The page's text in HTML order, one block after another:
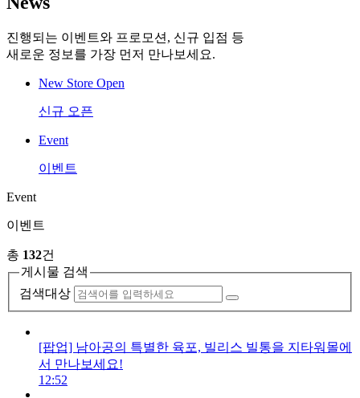
진행되는 이벤트와 프로모션, 신규 입점 등
새로운 정보를 가장 먼저 만나보세요.
New Store Open
신규 오픈
Event
이벤트
Event
이벤트
총 132건
게시물 검색
검색대상
[팝업] 남아공의 특별한 육포, 빌리스 빌통을 지타워몰에
서 만나보세요!
12:52